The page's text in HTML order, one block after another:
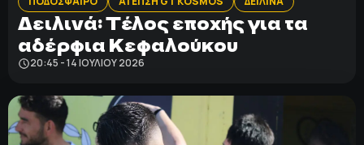
Δειλινά: Τέλος εποχής για τα
αδέρφια Κεφαλούκου
20:45 - 14 ΙΟΥΛΊΟΥ 2026